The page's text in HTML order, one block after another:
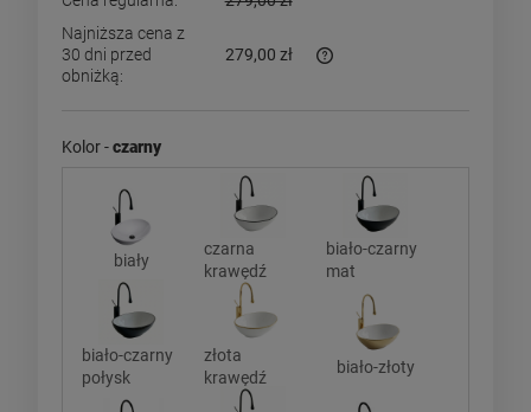
Najniższa cena z
30 dni przed
obniżką:
279,00 zł
Kolor -czarny
biały
czarna
krawędź
biało-czarny
mat
biało-czarny
połysk
złota
krawędź
biało-złoty